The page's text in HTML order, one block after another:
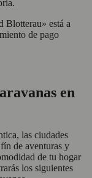
Blotterau» está a
de pago
en
las ciudades
de aventuras y
de tu hogar
los siguientes